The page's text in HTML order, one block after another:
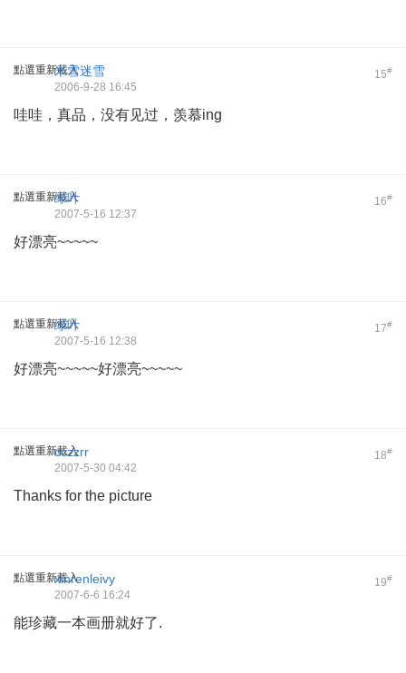
點選重新載入 15#
米雪迷雪
2006-9-28 16:45
哇哇，真品，没有见过，羡慕ing
點選重新載入 16#
绿叶
2007-5-16 12:37
好漂亮~~~~~
點選重新載入 17#
绿叶
2007-5-16 12:38
好漂亮~~~~~好漂亮~~~~~
點選重新載入 18#
cczzrr
2007-5-30 04:42
Thanks for the picture
點選重新載入 19#
xinrenleivy
2007-6-6 16:24
能珍藏一本画册就好了.